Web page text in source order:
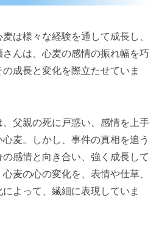
は様々な経験を通して成長し、
んは、心麦の感情の振れ幅を巧
成長と変化を際立たせていま
父親の死に戸惑い、感情を上手
麦。しかし、事件の真相を追う
感情と向き合い、強く成長して
麦の心の変化を、表情や仕草、
よって、繊細に表現していま